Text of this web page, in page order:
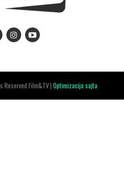
Reserved Film&TV |Optimizacija sajta